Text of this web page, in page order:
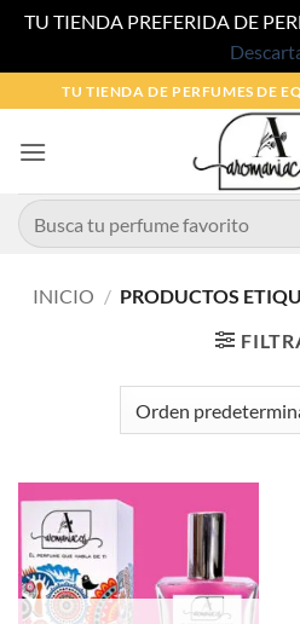
TU TIENDA PREFERIDA DE
al
contenido
TU TIENDA DE PERFUMES DE
Buscar
por:
INICIO / PRODUCTOS